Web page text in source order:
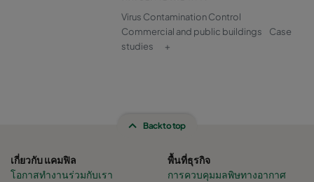
Virus Contamination Control
Commercial and public buildings
Case
studies
+
Back to top
เกี่ยวกับ แคมฟิล
โอกาสทำงานร่วมกับเรา
พื้นที่ธุรกิจ
การควบคุมมลพิษทางอากาศ